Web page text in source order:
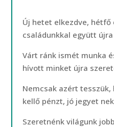
Új hetet elkezdve, hétfő
családunkkal együtt
Várt ránk ismét munka
hívott minket újra
Nemcsak azért
kellő pénzt, jó jegyet
Szeretnénk világunk